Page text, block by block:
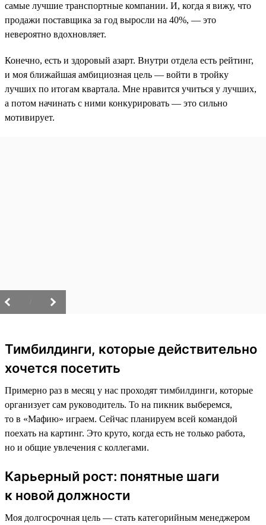
самые лучшие транспортные компании. И, когда я вижу, что
продажи поставщика за год выросли на 40%, — это
невероятно вдохновляет.
Конечно, есть и здоровый азарт. Внутри отдела есть рейтинг,
и моя ближайшая амбициозная цель — войти в тройку
лучших по итогам квартала. Мне нравится учиться у лучших,
а потом начинать с ними конкурировать — это сильно
мотивирует.
Тимбилдинги, которые действительно
хочется посетить
Примерно раз в месяц у нас проходят тимбилдинги, которые
организует сам руководитель. То на пикник выберемся,
то в «Мафию» играем. Сейчас планируем всей командой
поехать на картинг. Это круто, когда есть не только работа,
но и общие увлечения с коллегами.
Карьерный рост: понятные шаги
к новой должности
Моя долгосрочная цель — стать категорийным менеджером